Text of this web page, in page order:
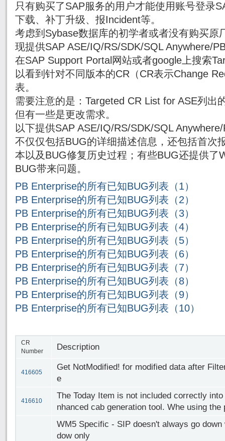
只有购买了SAP服务的用户才能使用账号登录
下载、补丁升级、报Incident等。
考虑到Sybase数据库的初学者或者没有购买原
现提供SAP ASE/IQ/RS/SDK/SQL Anywhere/
在SAP Support Portal网站或者google上搜索
以看到针对不同版本的CR（CR表示Change
表。
需要注意的是：Targeted CR List for ASE列出
但有一些是更改需求。
以下提供SAP ASE/IQ/RS/SDK/SQL
不仅仅包括BUG的详细描述信息，还包括首次
本以及BUG修复历史过程；有些BUG还提供了
BUG带来问题。
PB Enterprise的所有已知BUG列表（1）
PB Enterprise的所有已知BUG列表（2）
PB Enterprise的所有已知BUG列表（3）
PB Enterprise的所有已知BUG列表（4）
PB Enterprise的所有已知BUG列表（5）
PB Enterprise的所有已知BUG列表（6）
PB Enterprise的所有已知BUG列表（7）
PB Enterprise的所有已知BUG列表（8）
PB Enterprise的所有已知BUG列表（9）
PB Enterprise的所有已知BUG列表（10）
CR
Number
Description
416605
Get NotModified! for modified data after
e
416610
The Today Item is not included correctly
nhanced cab generation tool. Whe using
WM5 Specific - SIP doesn't always go
dow only